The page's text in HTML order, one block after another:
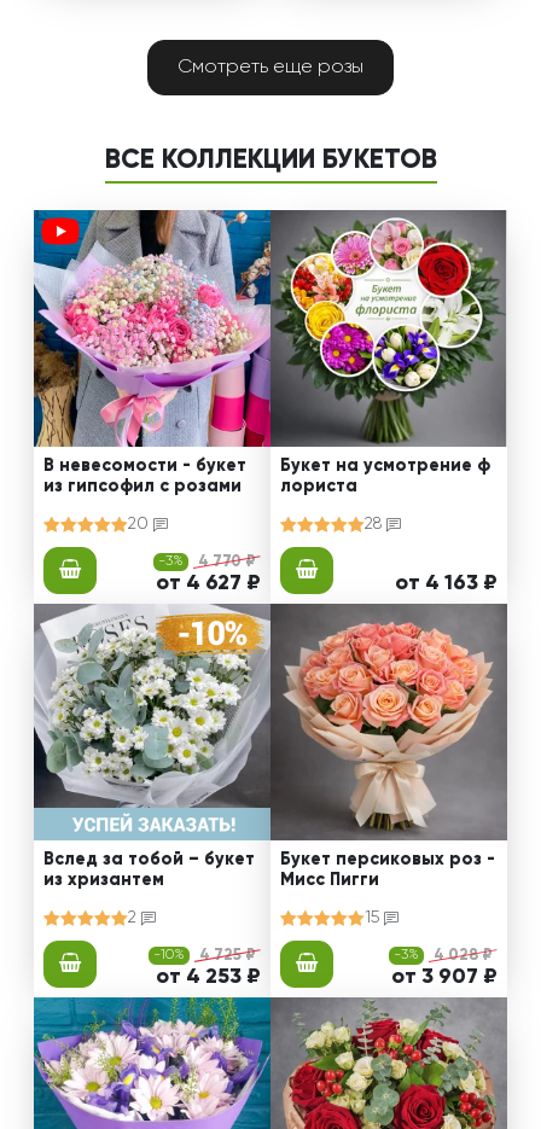
Смотреть еще розы
ВСЕ КОЛЛЕКЦИИ БУКЕТОВ
В невесомости - букет
из гипсофил с розами
20
-3% 4 770 ₽
от 4 627 ₽
Букет на усмотрение ф
лориста
28
от 4 163 ₽
Вслед за тобой – букет
из хризантем
2
-10% 4 725 ₽
от 4 253 ₽
Букет персиковых роз -
Мисс Пигги
15
-3% 4 028 ₽
от 3 907 ₽